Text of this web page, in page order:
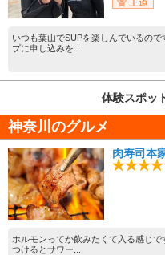
王道
いつも葉山でSUPを楽しんでいるの
プに申し込みを...
体験スポッ
神奈川のグルメ
肉寿司本
ホルモンってか飲みたくて入る感じ
つけるとサワー...